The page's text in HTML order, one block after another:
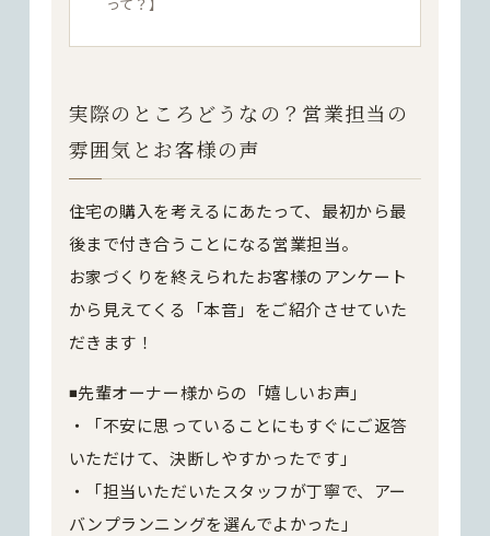
実際のところどうなの？営業担当の
雰囲気とお客様の声
住宅の購入を考えるにあたって、最初から最
後まで付き合うことになる営業担当。
お家づくりを終えられたお客様のアンケート
から見えてくる「本音」をご紹介させていた
だきます！
◾️先輩オーナー様からの「嬉しいお声」
・「不安に思っていることにもすぐにご返答
いただけて、決断しやすかったです」
・「担当いただいたスタッフが丁寧で、アー
バンプランニングを選んでよかった」